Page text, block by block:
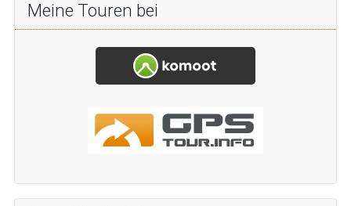
Meine Touren bei